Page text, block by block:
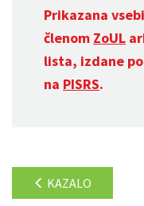
Prikazana
členom ZoUL
lista, izdane
na PISRS.
KAZALO